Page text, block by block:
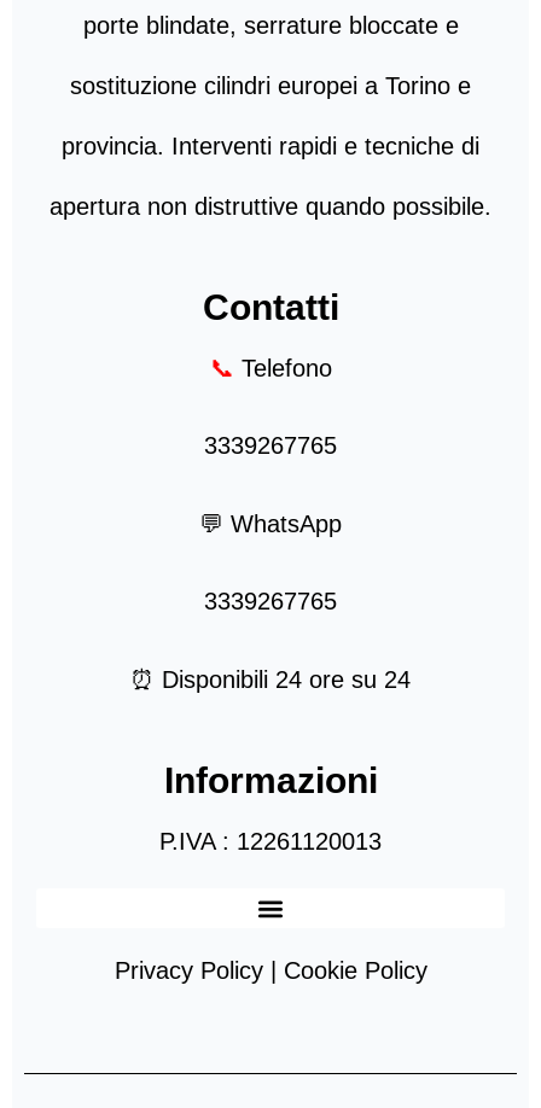
porte blindate, serrature bloccate e
sostituzione cilindri europei a Torino e
provincia. Interventi rapidi e tecniche di
apertura non distruttive quando possibile.
Contatti
📞 Telefono
3339267765
💬 WhatsApp
3339267765
⏰ Disponibili 24 ore su 24
Informazioni
P.IVA : 12261120013
Privacy Policy | Cookie Policy